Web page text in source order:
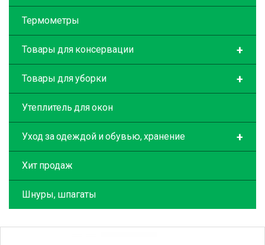
Термометры
+
Товары для консервации
+
Товары для уборки
Утеплитель для окон
+
Уход за одеждой и обувью, хранение
Хит продаж
Шнуры, шпагаты